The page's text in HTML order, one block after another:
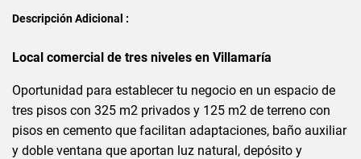
Descripción Adicional :
Local comercial de tres niveles en Villamaría
Oportunidad para establecer tu negocio en un espacio de
tres pisos con 325 m2 privados y 125 m2 de terreno con
pisos en cemento que facilitan adaptaciones, baño auxiliar
y doble ventana que aportan luz natural, depósito y